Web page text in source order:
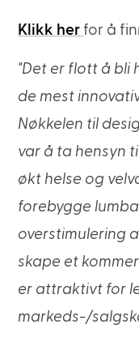
Klikk her for å
"Det er flott å bli
de mest
Nøkkelen til
var å ta hensyn
økt helse og
forebygge
overstimulering
skape et
er attraktivt for
markeds-/